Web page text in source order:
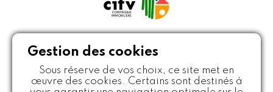
Gestion des cookies
Sous réserve de vos choix, ce site met en
œuvre des cookies. Certains sont destinés à